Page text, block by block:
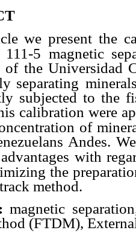
we present the
5 magnetic
of the Universidad
separating
subjected to the
calibration were
of
Andes.
with
the
method.
magnetic
(FTDM),